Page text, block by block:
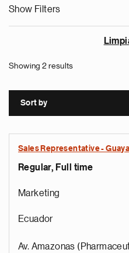
Show Filters
Showing 2 results
Sort by
Sales Representative -
Regular, Full time
Marketing
Ecuador
Av. Amazonas